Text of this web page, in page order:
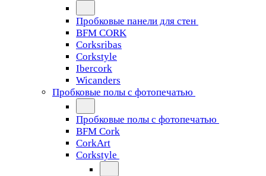
Пробковые панели для стен
BFM CORK
Corksribas
Corkstyle
Ibercork
Wicanders
Пробковые полы с фотопечатью
Пробковые полы с фотопечатью
BFM Cork
CorkArt
Corkstyle